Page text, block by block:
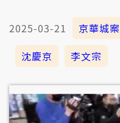
2025-03-21 京華城案
沈慶京
李文宗